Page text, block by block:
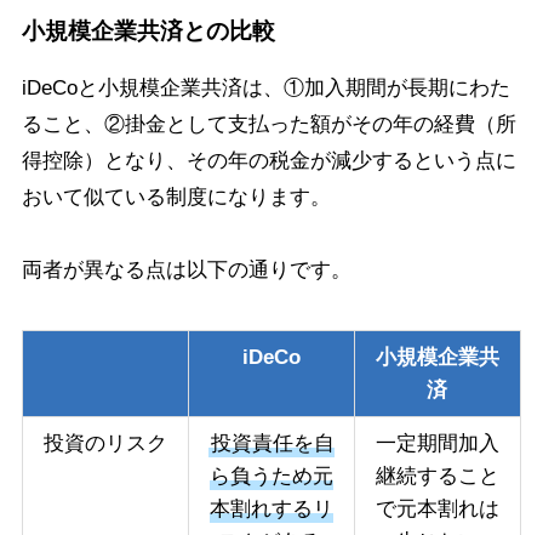
小規模企業共済との比較
iDeCoと小規模企業共済は、①加入期間が長期にわた
ること、②掛金として支払った額がその年の経費（所
得控除）となり、その年の税金が減少するという点に
おいて似ている制度になります。
両者が異なる点は以下の通りです。
iDeCo
小規模企業共
済
投資のリスク
投資責任を自
ら負うため元
本割れするリ
一定期間加入
継続すること
で元本割れは